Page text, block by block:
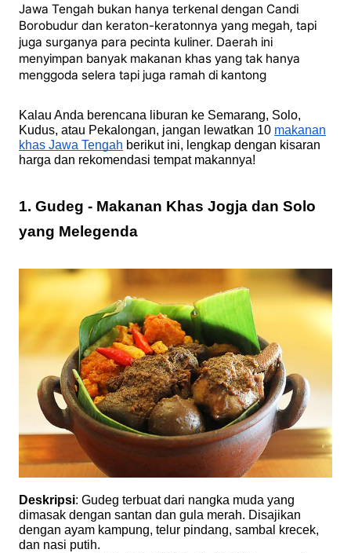
Jawa Tengah bukan hanya terkenal dengan Candi
Borobudur dan keraton-keratonnya yang megah, tapi
juga surganya para pecinta kuliner. Daerah ini
menyimpan banyak makanan khas yang tak hanya
menggoda selera tapi juga ramah di kantong
Kalau Anda berencana liburan ke Semarang, Solo,
Kudus, atau Pekalongan, jangan lewatkan 10 makanan
khas Jawa Tengah berikut ini, lengkap dengan kisaran
harga dan rekomendasi tempat makannya!
1. Gudeg - Makanan Khas Jogja dan Solo
yang Melegenda
Deskripsi: Gudeg terbuat dari nangka muda yang
dimasak dengan santan dan gula merah. Disajikan
dengan ayam kampung, telur pindang, sambal krecek,
dan nasi putih.